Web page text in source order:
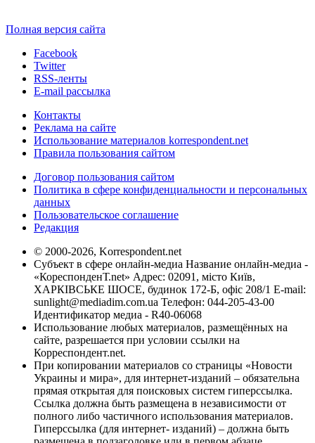
Полная версия сайта
Facebook
Twitter
RSS-ленты
E-mail рассылка
Контакты
Реклама на сайте
Использование материалов korrespondent.net
Правила пользования сайтом
Договор пользования сайтом
Политика в сфере конфиденциальности и персональных
данных
Пользовательское соглашение
Редакция
© 2000-2026, Korrespondent.net
Субъект в сфере онлайн-медиа Название онлайн-медиа -
«КореспонденТ.net» Адрес: 02091, місто Київ,
ХАРКІВСЬКЕ ШОСЕ, будинок 172-Б, офіс 208/1 E-mail:
sunlight@mediadim.com.ua Телефон: 044-205-43-00
Идентификатор медиа - R40-06068
Использование любых материалов, размещённых на
сайте, разрешается при условии ссылки на
Корреспондент.net.
При копировании материалов со страницы «Новости
Украины и мира», для интернет-изданий – обязательна
прямая открытая для поисковых систем гиперссылка.
Ссылка должна быть размещена в независимости от
полного либо частичного использования материалов.
Гиперссылка (для интернет- изданий) – должна быть